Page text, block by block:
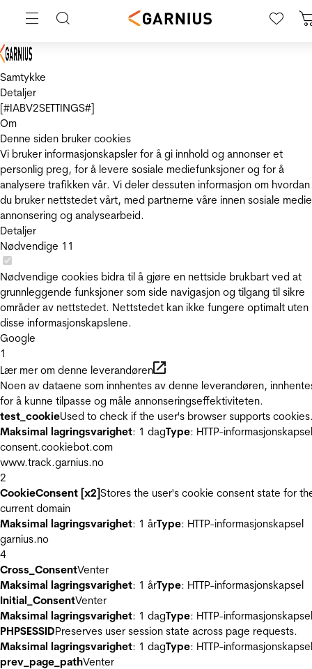
Samtykke
Detaljer
[#IABV2SETTINGS#]
Om
Denne siden bruker cookies
Vi bruker informasjonskapsler for å gi innhold og annonser et
personlig preg, for å levere sosiale mediefunksjoner og for å
analysere trafikken vår. Vi deler dessuten informasjon om hvordan
du bruker nettstedet vårt, med partnerne våre innen sosiale
annonsering og analysearbeid.
Detaljer
Nødvendige 11
Nødvendige cookies bidra til å gjøre en nettside brukbart ved at
grunnleggende funksjoner som side navigasjon og tilgang til sikre
områder av nettstedet. Nettstedet kan ikke fungere optimalt uten
disse informasjonskapslene.
Google
1
Lær mer om denne leverandøren
Noen av dataene som innhentes av denne leverandøren,
for å kunne tilpasse og måle annonseringseffektiviteten.
test_cookieUsed to check if the user's browser supports
Maksimal lagringsvarighet: 1 dagType: HTTP-informasjonskapsel
consent.cookiebot.com
www.track.garnius.no
2
CookieConsent [x2]Stores the user's cookie consent state for
current domain
Maksimal lagringsvarighet: 1 årType: HTTP-informasjonskapsel
garnius.no
4
Cross_ConsentVenter
Maksimal lagringsvarighet: 1 årType: HTTP-informasjonskapsel
Initial_ConsentVenter
Maksimal lagringsvarighet: 1 dagType: HTTP-informasjonskapsel
PHPSESSIDPreserves user session state across page requests.
Maksimal lagringsvarighet: 1 dagType: HTTP-informasjonskapsel
prev_page_pathVenter